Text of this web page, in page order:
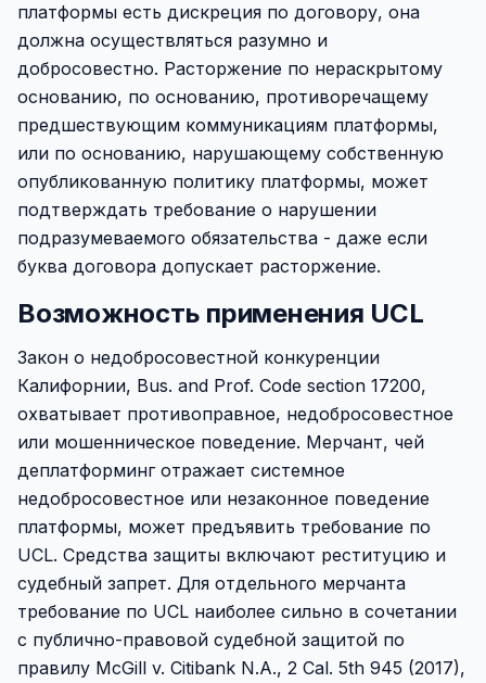
платформы есть дискреция по договору, она
должна осуществляться разумно и
добросовестно. Расторжение по нераскрытому
основанию, по основанию, противоречащему
предшествующим коммуникациям платформы,
или по основанию, нарушающему собственную
опубликованную политику платформы, может
подтверждать требование о нарушении
подразумеваемого обязательства - даже если
буква договора допускает расторжение.
Возможность применения UCL
Закон о недобросовестной конкуренции
Калифорнии, Bus. and Prof. Code section 17200,
охватывает противоправное, недобросовестное
или мошенническое поведение. Мерчант, чей
деплатформинг отражает системное
недобросовестное или незаконное поведение
платформы, может предъявить требование по
UCL. Средства защиты включают реституцию и
судебный запрет. Для отдельного мерчанта
требование по UCL наиболее сильно в сочетании
с публично-правовой судебной защитой по
правилу McGill v. Citibank N.A., 2 Cal. 5th 945 (2017),